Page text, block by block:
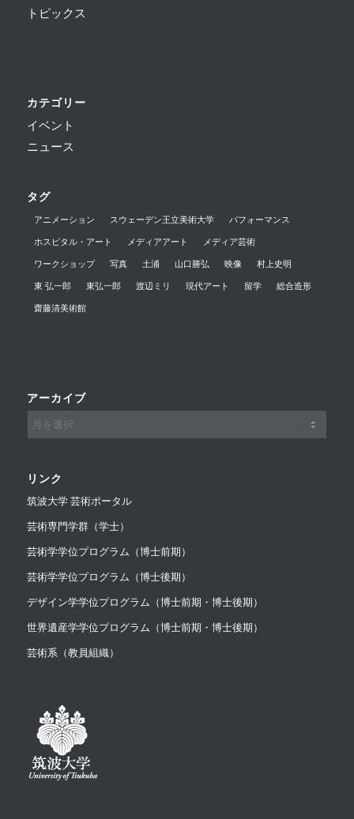
トピックス
カテゴリー
イベント
ニュース
タグ
アニメーション スウェーデン王立美術大学
パフォーマンス
ホスピタル・アート
メディアアート
メディア芸術
ワークショップ
写真 土浦 山口勝弘 映像
村上史明
東 弘⼀郎
東弘一郎 渡辺ミリ 現代アート 留学
総合造形
齋藤清美術館
アーカイブ
リンク
筑波大学 芸術ポータル
芸術専門学群（学士）
芸術学学位プログラム（博士前期）
芸術学学位プログラム（博士後期）
デザイン学学位プログラム（博士前期・博士後期）
世界遺産学学位プログラム（博士前期・博士後期）
芸術系（教員組織）